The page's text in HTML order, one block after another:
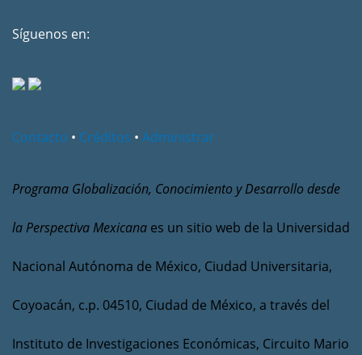
Síguenos en:
Contacto • Créditos • Administrar
Programa Globalización, Conocimiento y Desarrollo desde
la Perspectiva Mexicana es un sitio web de la Universidad
Nacional Autónoma de México, Ciudad Universitaria,
Coyoacán, c.p. 04510, Ciudad de México, a través del
Instituto de Investigaciones Económicas, Circuito Mario